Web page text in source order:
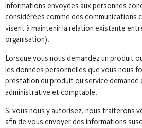
informations envoyées aux personnes
considérées comme des communications
visent à maintenir la relation existante
organisation).
Lorsque vous nous demandez un produit
les données personnelles que vous nous
prestation du produit ou service demandé
administrative et comptable.
Si vous nous y autorisez, nous traiterons
afin de vous envoyer des informations